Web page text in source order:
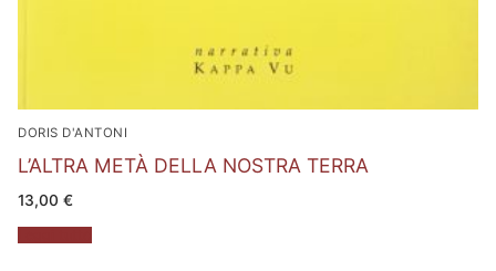
DORIS D'ANTONI
L’ALTRA METÀ DELLA NOSTRA TERRA
13,00 €